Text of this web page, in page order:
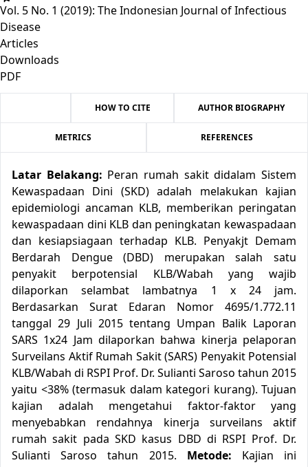
Vol. 5 No. 1 (2019): The Indonesian Journal of Infectious
Disease
Articles
Downloads
PDF
HOW TO CITE AUTHOR BIOGRAPHY
METRICS REFERENCES
Latar Belakang: Peran rumah sakit didalam Sistem
Kewaspadaan Dini (SKD) adalah melakukan kajian
epidemiologi ancaman KLB, memberikan peringatan
kewaspadaan dini KLB dan peningkatan kewaspadaan
dan kesiapsiagaan terhadap KLB. Penyakjt Demam
Berdarah Dengue (DBD) merupakan salah satu
penyakit berpotensial KLB/Wabah yang wajib
dilaporkan selambat lambatnya 1 x 24 jam.
Berdasarkan Surat Edaran Nomor 4695/1.772.11
tanggal 29 Juli 2015 tentang Umpan Balik Laporan
SARS 1x24 Jam dilaporkan bahwa kinerja pelaporan
Surveilans Aktif Rumah Sakit (SARS) Penyakit Potensial
KLB/Wabah di RSPI Prof. Dr. Sulianti Saroso tahun 2015
yaitu <38% (termasuk dalam kategori kurang). Tujuan
kajian adalah mengetahui faktor-faktor yang
menyebabkan rendahnya kinerja surveilans aktif
rumah sakit pada SKD kasus DBD di RSPI Prof. Dr.
Sulianti Saroso tahun 2015. Metode: Kajian ini